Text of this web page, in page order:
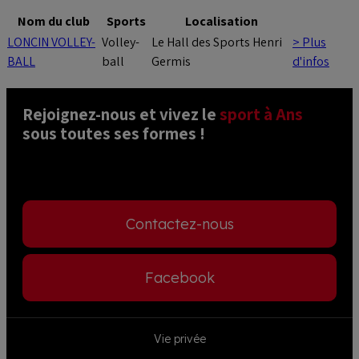
Nom du club Sports
Localisation
LONCIN VOLLEY-
BALL
Volley-
ball
Le Hall des Sports Henri
Germis
> Plus
d'infos
Rejoignez-nous et vivez le sport à Ans
sous toutes ses formes !
Contactez-nous
Facebook
Footer
Vie privée